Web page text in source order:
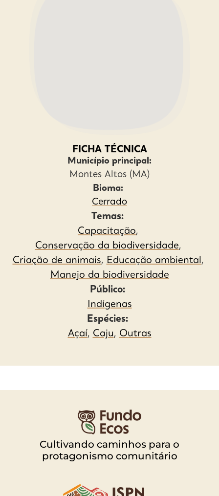
FICHA TÉCNICA
Município principal:
Montes Altos (MA)
Bioma:
Cerrado
Temas:
Capacitação,
Conservação da biodiversidade,
Criação de animais, Educação ambiental,
Manejo da biodiversidade
Público:
Indígenas
Espécies:
Açaí, Caju, Outras
Cultivando caminhos para o
protagonismo comunitário